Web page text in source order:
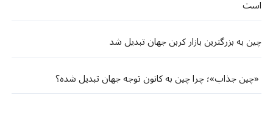
است
چین به بزرگترین بازار کربن جهان تبدیل شد
«چین جذاب»؛ چرا چین به کانون توجه جهان تبدیل شده؟